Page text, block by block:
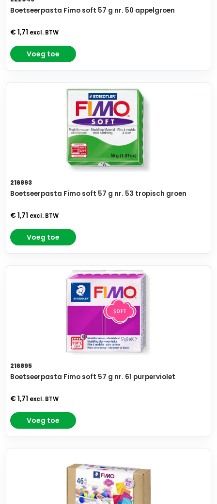
Boetseerpasta Fimo soft 57 g nr. 50 appelgroen
€ 1,71 excl. BTW
Voeg toe
216893
Boetseerpasta Fimo soft 57 g nr. 53 tropisch groen
€ 1,71 excl. BTW
Voeg toe
216895
Boetseerpasta Fimo soft 57 g nr. 61 purperviolet
€ 1,71 excl. BTW
Voeg toe